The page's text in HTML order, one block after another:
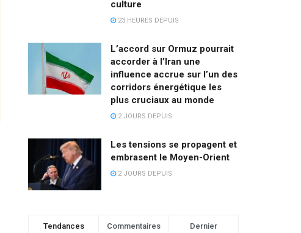
culture
23 HEURES DEPUIS
L’accord sur Ormuz pourrait
accorder à l’Iran une
influence accrue sur l’un des
corridors énergétique les
plus cruciaux au monde
2 JOURS DEPUIS
Les tensions se propagent et
embrasent le Moyen-Orient
2 JOURS DEPUIS
Tendances Commentaires Dernier